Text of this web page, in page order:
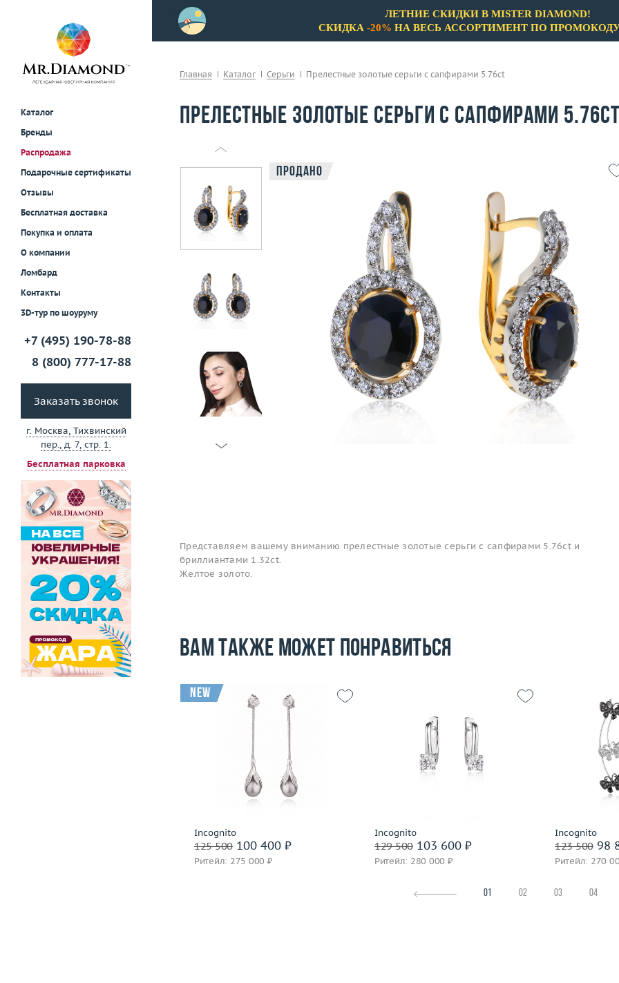
Каталог
Бренды
Распродажа
Подарочные сертификаты
Отзывы
Бесплатная доставка
Покупка и оплата
О компании
Ломбард
Контакты
3D-тур по шоуруму
+7 (495) 190-78-88
8 (800) 777-17-88
Заказать звонок
г. Москва, Тихвинский
пер., д. 7, стр. 1.
Бесплатная парковка
примерки!
ЛЕТНИЕ СКИДКИ В MISTER DIAMOND!
СКИДКА -20% НА ВЕСЬ АССОРТИМЕНТ ПО
Главная Каталог Серьги Прелестные золотые серьги с сапфирами 5.76ct
Прелестные золотые серьги с сапфирами 5.76ct
Продано
Представляем вашему вниманию прелестные золотые серьги с сапфирами 5.76ct и
бриллиантами 1.32ct.
Желтое золото.
Вам также может понравиться
Incognito
125 500100 400 ₽
Ритейл: 275 000 ₽
new
золото 585 пробы
Подробнее
Incognito
129 500103 600 ₽
Ритейл: 280 000 ₽
золото 585 пробы
Подробнее
Incognito
123 50098
Ритейл: 270
Материал
01 02 03 04